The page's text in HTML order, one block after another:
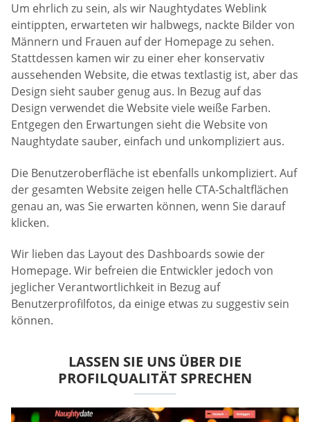
Um ehrlich zu sein, als wir Naughtydates Weblink
eintippten, erwarteten wir halbwegs, nackte Bilder von
Männern und Frauen auf der Homepage zu sehen.
Stattdessen kamen wir zu einer eher konservativ
aussehenden Website, die etwas textlastig ist, aber das
Design sieht sauber genug aus. In Bezug auf das
Design verwendet die Website viele weiße Farben.
Entgegen den Erwartungen sieht die Website von
Naughtydate sauber, einfach und unkompliziert aus.
Die Benutzeroberfläche ist ebenfalls unkompliziert. Auf
der gesamten Website zeigen helle CTA-Schaltflächen
genau an, was Sie erwarten können, wenn Sie darauf
klicken.
Wir lieben das Layout des Dashboards sowie der
Homepage. Wir befreien die Entwickler jedoch von
jeglicher Verantwortlichkeit in Bezug auf
Benutzerprofilfotos, da einige etwas zu suggestiv sein
können.
LASSEN SIE UNS ÜBER DIE
PROFILQUALITÄT SPRECHEN